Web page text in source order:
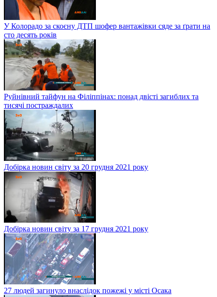
У Колорадо за скоєну ДТП шофер вантажівки сяде за ґрати на
сто десять років
Руйнівний тайфун на Філіппінах: понад двісті загиблих та
тисячі постраждалих
Добірка новин світу за 20 грудня 2021 року
Добірка новин світу за 17 грудня 2021 року
27 людей загинуло внаслідок пожежі у місті Осака